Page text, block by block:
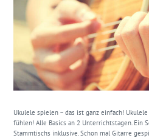
Ukulele spielen – das ist ganz einfach!
fühlen! Alle Basics an 2 Unterrichtstagen. Ein
Stammtischs inklusive. Schon mal Gitarre